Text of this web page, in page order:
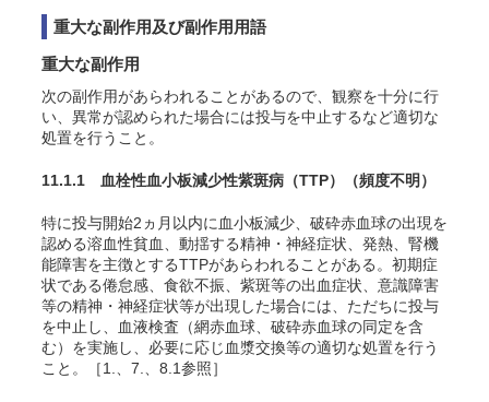
重大な副作用及び副作用用語
重大な副作用
次の副作用があらわれることがあるので、観察を十分に行
い、異常が認められた場合には投与を中止するなど適切な
処置を行うこと。
11.1.1 血栓性血小板減少性紫斑病（TTP） （頻度不明）
特に投与開始2ヵ月以内に血小板減少、破砕赤血球の出現を
認める溶血性貧血、動揺する精神・神経症状、発熱、腎機
能障害を主徴とするTTPがあらわれることがある。初期症
状である倦怠感、食欲不振、紫斑等の出血症状、意識障害
等の精神・神経症状等が出現した場合には、ただちに投与
を中止し、血液検査（網赤血球、破砕赤血球の同定を含
む）を実施し、必要に応じ血漿交換等の適切な処置を行う
こと。［1.、7.、8.1参照］